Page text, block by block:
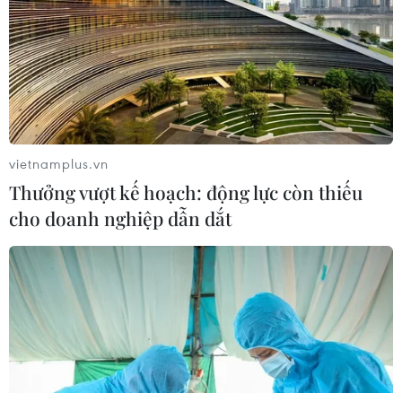
vietnamplus.vn
Thưởng vượt kế hoạch: động lực còn thiếu
cho doanh nghiệp dẫn dắt